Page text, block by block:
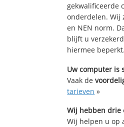
gekwalificeerde
onderdelen. Wij
en NEN norm.
blijft u
hiermee beperkt.
Uw computer is
Vaak de
tarieven »
Wij hebben drie
Wij helpen u op